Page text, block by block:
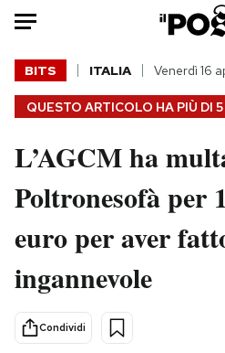
HOME
Italia
Politica
Tecnologia
Internet
Scienza
Cultura
Economia
QUESTO ARTICOLO HA PIÙ DI
BITS ITALIA Venerdì 16
L’AGCM ha
Poltronesofà per
euro per aver
ingannevole
Condividi